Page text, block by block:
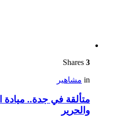
3
in مشاهير
متألقة في جدة..
والحرير